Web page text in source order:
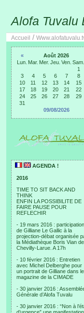
Alofa Tuvalu
Accueil /
« Août 2026
Lun. Mar. Mer. Jeu. Ven. Sam.
1
3
4 5 6 7 8
10
11 12 13 14 15
17
18 19 20 21 22
24
25 26 27 28 29
31
09/08/2026
AGENDA !
2016
TIME TO SIT BACK AND
THINK
ENFIN LA POSSIBILITE DE
FAIRE PAUSE POUR
REFLECHIR
- 19 mars 2016 : participation
de Gilliane Le Gallic à la
projection-débat organisée
la Médiathèque Boris Vian de
Chevilly-Larue. A 17h
- 10 février 2016 : Entretien
avec Michel Delberghe pour
un portrait de Gilliane dans le
magazine de la CIMADE
- 30 janvier 2016 :
Générale d’Alofa Tuvalu
- 30 janvier 2016 : “Non à